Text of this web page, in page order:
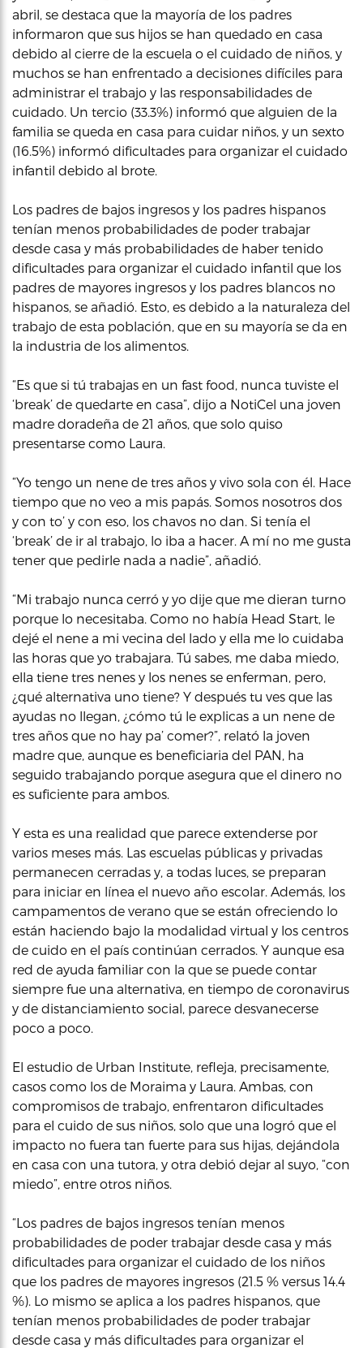
abril, se destaca que la mayoría de los padres
informaron que sus hijos se han quedado en casa
debido al cierre de la escuela o el cuidado de niños, y
muchos se han enfrentado a decisiones difíciles para
administrar el trabajo y las responsabilidades de
cuidado. Un tercio (33.3%) informó que alguien de la
familia se queda en casa para cuidar niños, y un sexto
(16.5%) informó dificultades para organizar el cuidado
infantil debido al brote.
Los padres de bajos ingresos y los padres hispanos
tenían menos probabilidades de poder trabajar
desde casa y más probabilidades de haber tenido
dificultades para organizar el cuidado infantil que los
padres de mayores ingresos y los padres blancos no
hispanos, se añadió. Esto, es debido a la naturaleza del
trabajo de esta población, que en su mayoría se da en
la industria de los alimentos.
“Es que si tú trabajas en un fast food, nunca tuviste el
‘break’ de quedarte en casa”, dijo a NotiCel una joven
madre doradeña de 21 años, que solo quiso
presentarse como Laura.
“Yo tengo un nene de tres años y vivo sola con él. Hace
tiempo que no veo a mis papás. Somos nosotros dos
y con to’ y con eso, los chavos no dan. Si tenía el
‘break’ de ir al trabajo, lo iba a hacer. A mí no me gusta
tener que pedirle nada a nadie”, añadió.
“Mi trabajo nunca cerró y yo dije que me dieran turno
porque lo necesitaba. Como no había Head Start, le
dejé el nene a mi vecina del lado y ella me lo cuidaba
las horas que yo trabajara. Tú sabes, me daba miedo,
ella tiene tres nenes y los nenes se enferman, pero,
¿qué alternativa uno tiene? Y después tu ves que las
ayudas no llegan, ¿cómo tú le explicas a un nene de
tres años que no hay pa’ comer?”, relató la joven
madre que, aunque es beneficiaria del PAN, ha
seguido trabajando porque asegura que el dinero no
es suficiente para ambos.
Y esta es una realidad que parece extenderse por
varios meses más. Las escuelas públicas y privadas
permanecen cerradas y, a todas luces, se preparan
para iniciar en línea el nuevo año escolar. Además, los
campamentos de verano que se están ofreciendo lo
están haciendo bajo la modalidad virtual y los centros
de cuido en el país continúan cerrados. Y aunque esa
red de ayuda familiar con la que se puede contar
siempre fue una alternativa, en tiempo de coronavirus
y de distanciamiento social, parece desvanecerse
poco a poco.
El estudio de Urban Institute, refleja, precisamente,
casos como los de Moraima y Laura. Ambas, con
compromisos de trabajo, enfrentaron dificultades
para el cuido de sus niños, solo que una logró que el
impacto no fuera tan fuerte para sus hijas, dejándola
en casa con una tutora, y otra debió dejar al suyo, “con
miedo”, entre otros niños.
“Los padres de bajos ingresos tenían menos
probabilidades de poder trabajar desde casa y más
dificultades para organizar el cuidado de los niños
que los padres de mayores ingresos (21.5 % versus 14.4
%). Lo mismo se aplica a los padres hispanos, que
tenían menos probabilidades de poder trabajar
desde casa y más dificultades para organizar el